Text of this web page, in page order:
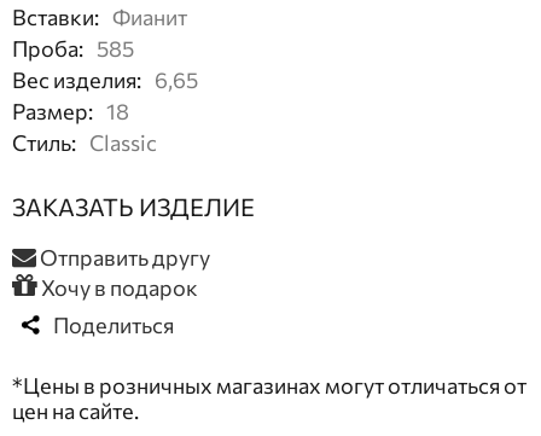
Вставки: Фианит
Проба: 585
Вес изделия: 6,65
Размер: 18
Стиль: Classic
ЗАКАЗАТЬ ИЗДЕЛИЕ
Отправить другу
Хочу в подарок
Поделиться
*Цены в розничных магазинах могут отличаться от
цен на сайте.